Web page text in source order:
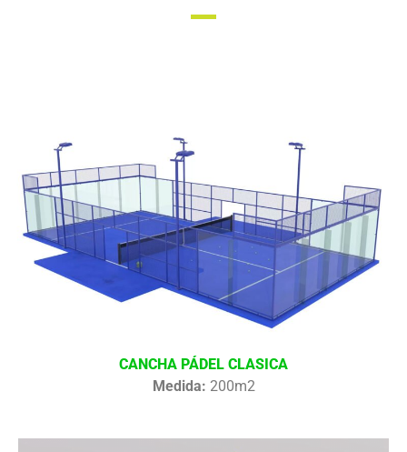
CANCHA PÁDEL CLASICA
Medida: 200m2